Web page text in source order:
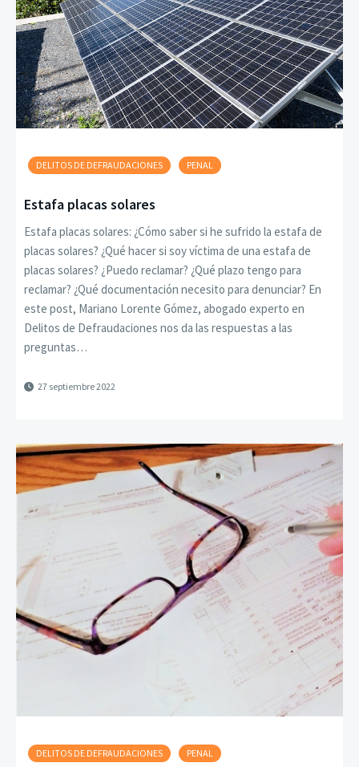
DELITOS DE DEFRAUDACIONES PENAL
Estafa placas solares
Estafa placas solares: ¿Cómo saber si he sufrido la estafa de
placas solares? ¿Qué hacer si soy víctima de una estafa de
placas solares? ¿Puedo reclamar? ¿Qué plazo tengo para
reclamar? ¿Qué documentación necesito para denunciar? En
este post, Mariano Lorente Gómez, abogado experto en
Delitos de Defraudaciones nos da las respuestas a las
preguntas…
27 septiembre 2022
DELITOS DE DEFRAUDACIONES PENAL